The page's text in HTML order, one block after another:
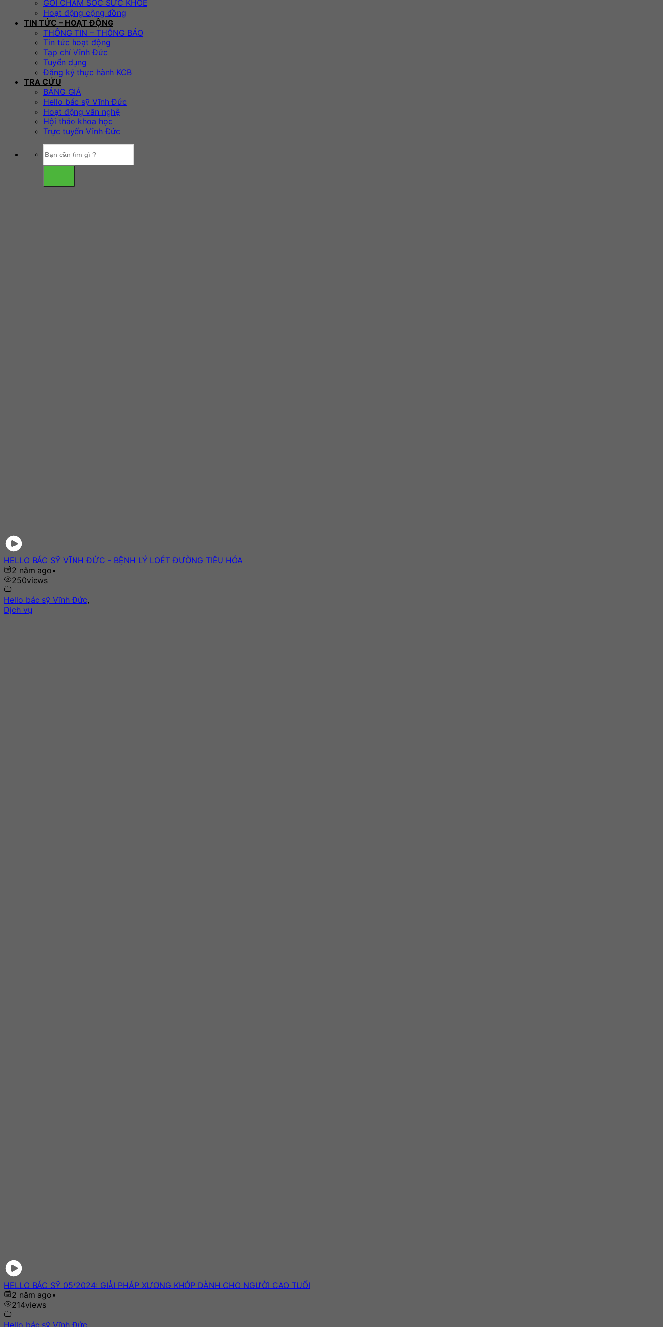
GÓI CHĂM SÓC SỨC KHỎE
Hoạt động cộng đồng
TIN TỨC – HOẠT ĐỘNG
THÔNG TIN – THÔNG BÁO
Tin tức hoạt động
Tạp chí Vĩnh Đức
Tuyển dụng
Đăng ký thực hành KCB
TRA CỨU
BẢNG GIÁ
Hello bác sỹ Vĩnh Đức
Hoạt động văn nghệ
Hội thảo khoa học
Trực tuyến Vĩnh Đức
HELLO BÁC SỸ VĨNH ĐỨC – BỆNH LÝ LOÉT ĐƯỜNG TIÊU HÓA
2 năm ago•
250views
Hello bác sỹ Vĩnh Đức,
Dịch vụ
HELLO BÁC SỸ 05/2024: GIẢI PHÁP XƯƠNG KHỚP DÀNH CHO NGƯỜI CAO TUỔI
2 năm ago•
214views
Hello bác sỹ Vĩnh Đức,